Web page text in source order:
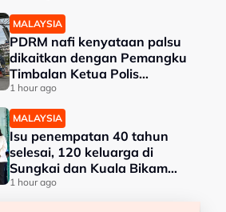
MALAYSIA
PDRM nafi kenyataan palsu
dikaitkan dengan Pemangku
Timbalan Ketua Polis
Negara
1 hour ago
MALAYSIA
Isu penempatan 40 tahun
selesai, 120 keluarga di
Sungkai dan Kuala Bikam
terima geran tanah
1 hour ago